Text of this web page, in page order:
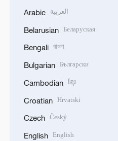
Arabic العربية
Belarusian Беларуская
Bengali বাংলা
Bulgarian Български
Cambodian ខ្មែរ
Croatian Hrvatski
Czech Český
English English